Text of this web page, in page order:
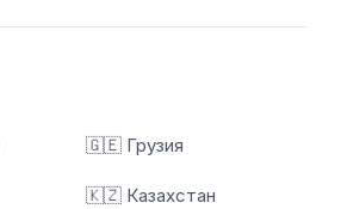
🇬🇪 Грузия
🇰🇿 Казахстан